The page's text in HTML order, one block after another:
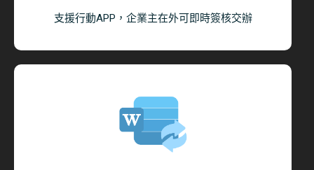
支援行動APP，企業主在外可即時簽核交辦